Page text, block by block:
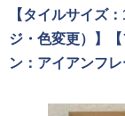
【タイルサイズ
ジ・色変更）】
ン：アイアンフレ